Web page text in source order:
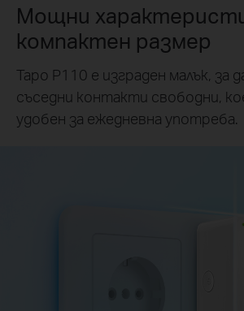
Мощни
компактен размер
Tapo P110 е изграден малък, за
съседни контакти свободни,
удобен за ежедневна употреба.